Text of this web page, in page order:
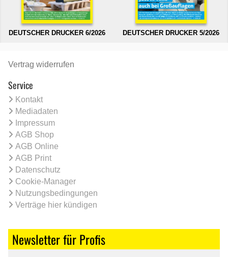
DEUTSCHER DRUCKER 6/2026 DEUTSCHER DRUCKER 5/2026
Vertrag widerrufen
Service
Kontakt
Mediadaten
Impressum
AGB Shop
AGB Online
AGB Print
Datenschutz
Cookie-Manager
Nutzungsbedingungen
Verträge hier kündigen
Newsletter für Profis